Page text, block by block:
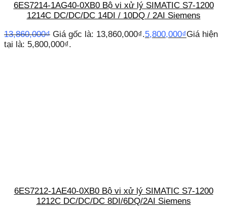
6ES7214-1AG40-0XB0 Bộ vi xử lý SIMATIC S7-1200
1214C DC/DC/DC 14DI / 10DQ / 2AI Siemens
13,860,000₫ Giá gốc là: 13,860,000₫.5,800,000₫Giá hiện
tại là: 5,800,000₫.
6ES7212-1AE40-0XB0 Bộ vi xử lý SIMATIC S7-1200
1212C DC/DC/DC 8DI/6DQ/2AI Siemens